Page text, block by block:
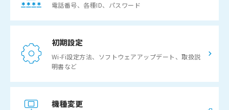
電話番号、各種ID、パスワード
初期設定
Wi-Fi設定方法、ソフトウェアアップデート、取扱説
明書など
機種変更